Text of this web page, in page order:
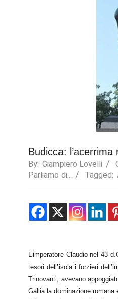
Budicca:
By: Giampiero Lovelli
Parliamo di...
Tagged:
L’imperatore Claudio nel 43
tesori dell’isola i forzieri
Trinovanti, avevano
Gallia la dominazione
the website
to function.
Statistics
In order for
us to
improve the
structure,
based on
how the
website is